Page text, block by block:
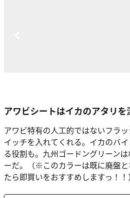
アワビシートはイカのアタリを
アワビ特有の人工的ではないフラ
イッチを入れてくれる。イカのバ
る役割も。九州ゴードングリーン
ーだ。（※このカラーは既に廃盤
たら即買いをおすすめしますっ！！）